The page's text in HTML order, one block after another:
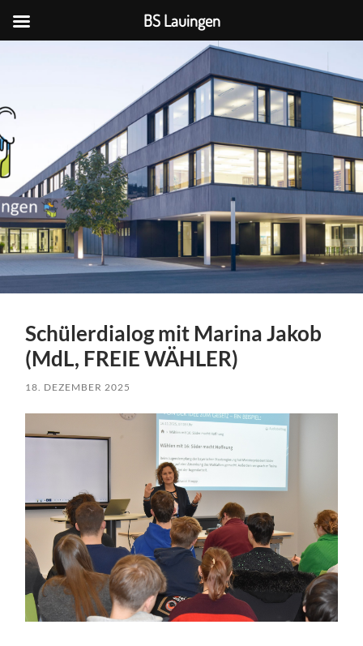
BS
Schülerdialog mit Marina Jakob
(MdL, FREIE WÄHLER)
18. DEZEMBER 2025
BS Lauingen